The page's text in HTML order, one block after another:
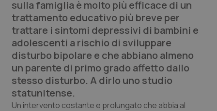
Studi e Analisi
Lettere al direttore
Edizioni Regionali
QS Pro
sulla famiglia è molto più efficace di un
trattamento educativo più breve per
trattare i sintomi depressivi di bambini e
adolescenti a rischio di sviluppare
disturbo bipolare e che abbiano almeno
un parente di primo grado affetto dallo
stesso disturbo. A dirlo uno studio
statunitense.
Un intervento costante e prolungato che abbia al